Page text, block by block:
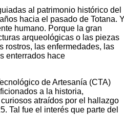
al patrimonio histórico del
hacia el pasado de Totana.
humano. Porque la gran
arqueológicas o las piezas
rostros, las enfermedades, las
enterrados hace
de Artesanía (CTA)
a la historia,
atraídos por el hallazgo
Tal fue el interés que parte del